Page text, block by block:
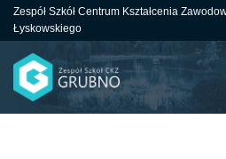
do
treści
Zespół Szkół Centrum Kształcenia
Łyskowskiego